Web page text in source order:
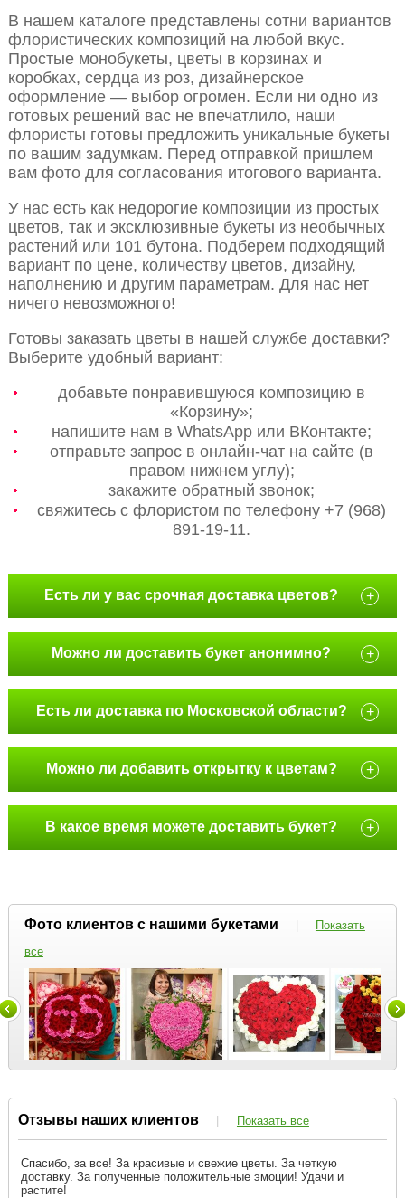
В нашем каталоге представлены сотни вариантов
флористических композиций на любой вкус.
Простые монобукеты, цветы в корзинах и
коробках, сердца из роз, дизайнерское
оформление — выбор огромен. Если ни одно из
готовых решений вас не впечатлило, наши
флористы готовы предложить уникальные букеты
по вашим задумкам. Перед отправкой пришлем
вам фото для согласования итогового варианта.
У нас есть как недорогие композиции из простых
цветов, так и эксклюзивные букеты из необычных
растений или 101 бутона. Подберем подходящий
вариант по цене, количеству цветов, дизайну,
наполнению и другим параметрам. Для нас нет
ничего невозможного!
Готовы заказать цветы в нашей службе доставки?
Выберите удобный вариант:
добавьте понравившуюся композицию в
«Корзину»;
напишите нам в WhatsApp или ВКонтакте;
отправьте запрос в онлайн-чат на сайте (в
правом нижнем углу);
закажите обратный звонок;
свяжитесь с флористом по телефону +7 (968)
891-19-11.
Есть ли у вас срочная доставка цветов? +
Можно ли доставить букет анонимно? +
Есть ли доставка по Московской области? +
Можно ли добавить открытку к цветам? +
В какое время можете доставить букет? +
Фото клиентов с нашими букетами |
Показать
все
Отзывы наших клиентов | Показать все
Спасибо, за все! За красивые и свежие цветы. За четкую
доставку. За полученные положительные эмоции! Удачи и
растите!